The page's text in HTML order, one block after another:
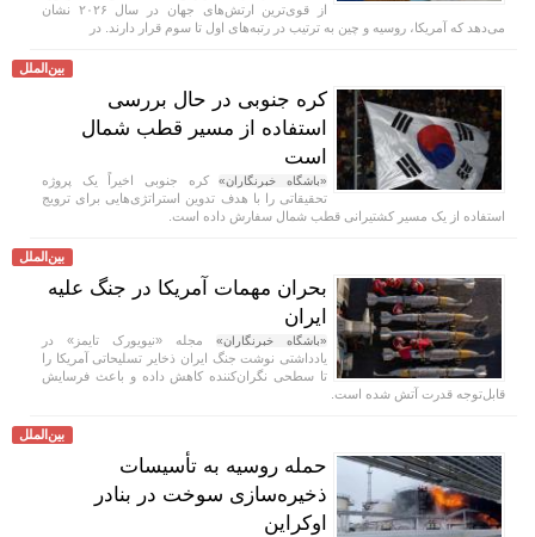
از قوی‌ترین ارتش‌های جهان در سال ۲۰۲۶ نشان
می‌دهد که آمریکا، روسیه و چین به ترتیب در رتبه‌های اول تا سوم قرار دارند. در
بین‌الملل
کره جنوبی در حال بررسی
استفاده از مسیر قطب شمال
است
«باشگاه خبرنگاران»کره جنوبی اخیراً یک پروژه
تحقیقاتی را با هدف تدوین استراتژی‌هایی برای ترویج
استفاده از یک مسیر کشتیرانی قطب شمال سفارش داده است.
بین‌الملل
بحران مهمات آمریکا در جنگ علیه
ایران
«باشگاه خبرنگاران» مجله «نیویورک تایمز» در
یادداشتی نوشت جنگ ایران ذخایر تسلیحاتی آمریکا را
تا سطحی نگران‌کننده کاهش داده و باعث فرسایش
قابل‌توجه قدرت آتش شده است.
بین‌الملل
حمله روسیه به تأسیسات
ذخیره‌سازی سوخت در بنادر
اوکراین